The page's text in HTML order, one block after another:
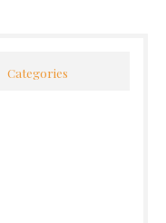
Categories